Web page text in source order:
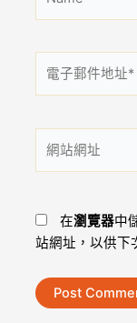
子
件
地
址
站
在瀏覽器中
站網址，以供下